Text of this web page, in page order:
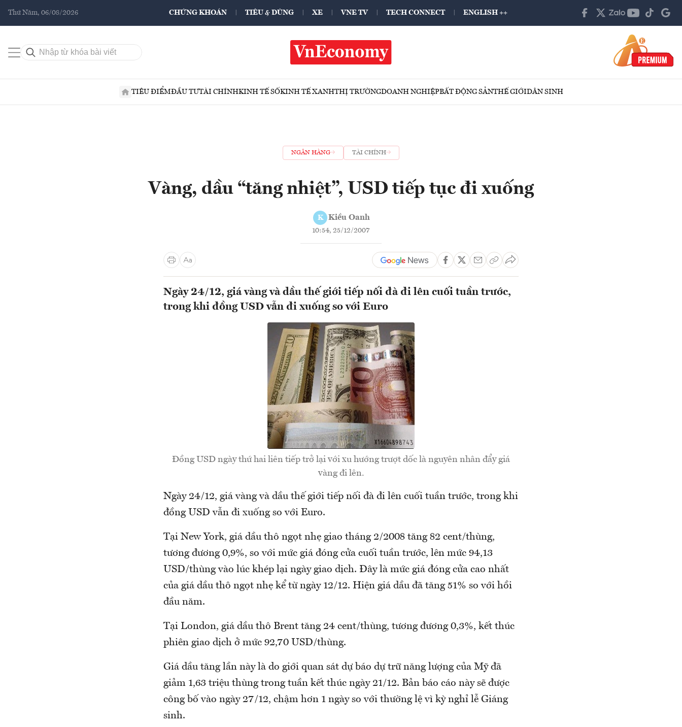
Thứ Năm, 06/08/2026 CHỨNG KHOÁN TIÊU & DÙNG XE VNE TV TECH CONNECT ENGLISH ++
TIÊU ĐIỂMĐẦU TƯTÀI CHÍNHKINH TẾ SỐKINH TẾ XANHTHỊ TRƯỜNGDOANH NGHIỆPBẤT ĐỘNG SẢNTHẾ GIỚIDÂN SINH
NGÂN HÀNG TÀI CHÍNH
Vàng, dầu “tăng nhiệt”, USD tiếp tục đi xuống
K Kiều Oanh
10:54, 25/12/2007
Ngày 24/12, giá vàng và dầu thế giới tiếp nối đà đi lên cuối tuần trước,
trong khi đồng USD vẫn đi xuống so với Euro
Đồng USD ngày thứ hai liên tiếp trở lại với xu hướng trượt dốc là nguyên nhân đẩy giá
vàng đi lên.
Ngày 24/12, giá vàng và dầu thế giới tiếp nối đà đi lên cuối tuần trước, trong khi
đồng USD vẫn đi xuống so với Euro.
Tại New York, giá dầu thô ngọt nhẹ giao tháng 2/2008 tăng 82 cent/thùng,
tương đương 0,9%, so với mức giá đóng cửa cuối tuần trước, lên mức 94,13
USD/thùng vào lúc khép lại ngày giao dịch. Đây là mức giá đóng cửa cao nhất
của giá dầu thô ngọt nhẹ kể từ ngày 12/12. Hiện giá dầu đã tăng 51% so với hồi
đầu năm.
Tại London, giá dầu thô Brent tăng 24 cent/thùng, tương đương 0,3%, kết thúc
phiên giao dịch ở mức 92,70 USD/thùng.
Giá dầu tăng lần này là do giới quan sát dự báo dự trữ năng lượng của Mỹ đã
giảm 1,63 triệu thùng trong tuần kết thúc ngày 21/12. Bản báo cáo này sẽ được
công bố vào ngày 27/12, chậm hơn 1 ngày so với thường lệ vì kỳ nghỉ lễ Giáng
sinh.